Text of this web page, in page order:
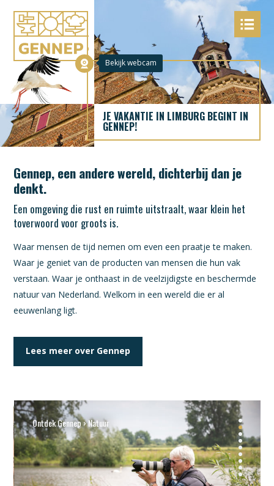
JE VAKANTIE IN LIMBURG BEGINT IN
GENNEP!
Gennep, een andere wereld, dichterbij dan je
denkt.
Een omgeving die rust en ruimte uitstraalt, waar klein het
toverwoord voor groots is.
Waar mensen de tijd nemen om even een praatje te maken.
Waar je geniet van de producten van mensen die hun vak
verstaan. Waar je onthaast in de veelzijdigste en beschermde
natuur van Nederland. Welkom in een wereld die er al
eeuwenlang ligt.
Lees meer over Gennep
Ontdek Gennep › Cultuur